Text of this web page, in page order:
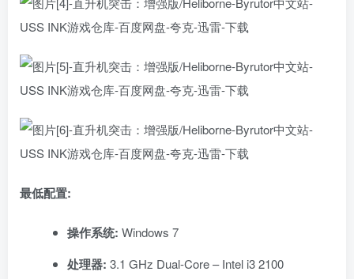
最低配置:
操作系统: Windows 7
处理器: 3.1 GHz Dual-Core – Intel i3 2100